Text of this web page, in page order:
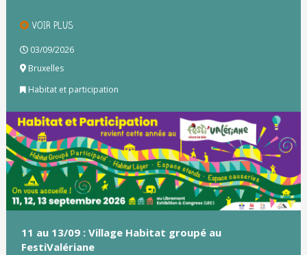
VOIR PLUS
03/09/2026
Bruxelles
Habitat et participation
11 au 13/09 : Village Habitat groupé au
FestiValériane